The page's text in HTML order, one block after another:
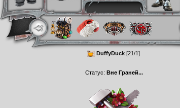
Статус: Вне Граней...
DuffyDuck [21/1]